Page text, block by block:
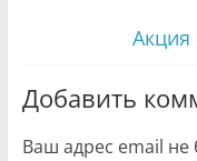
Акция
Добавить
Ваш адрес email не